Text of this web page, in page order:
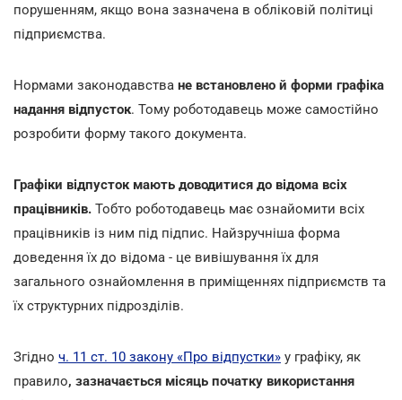
порушенням, якщо вона зазначена в обліковій політиці
підприємства.
Нормами законодавства не встановлено й форми графіка
надання відпусток. Тому роботодавець може самостійно
розробити форму такого документа.
Графіки відпусток мають доводитися до відома всіх
працівників. Тобто роботодавець має ознайомити всіх
працівників із ним під підпис. Найзручніша форма
доведення їх до відома - це вивішування їх для
загального ознайомлення в приміщеннях підприємств та
їх структурних підрозділів.
Згідно ч. 11 ст. 10 закону «Про відпустки» у графіку, як
правило, зазначається місяць початку використання